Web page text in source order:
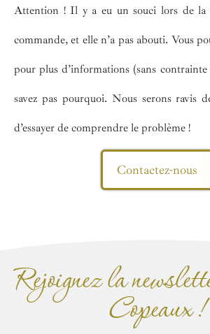
Attention ! Il y a eu un souci lors de la
commande, et elle n’a pas abouti. Vous
pour plus d’informations (sans
savez pas pourquoi. Nous serons ravis
d’essayer de comprendre le problème !
Contactez-nous
Rejoignez la
Copeaux !